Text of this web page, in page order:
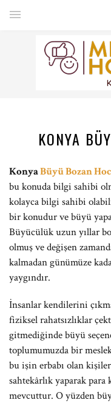
KONYA
KonyaBüyü Bozan
bu konuda bilgi sahibi
kolayca bilgi sahibi
bir konudur ve büyü
Büyücülük uzun yıllar
olmuş ve değişen
kalmadan günümüze
yaygındır.
İnsanlar kendilerini
fiziksel rahatsızlıklar
gitmediğinde büyü
toplumumuzda bir
bu işin erbabı olan
sahtekârlık yaparak para
mevcuttur. O yüzden